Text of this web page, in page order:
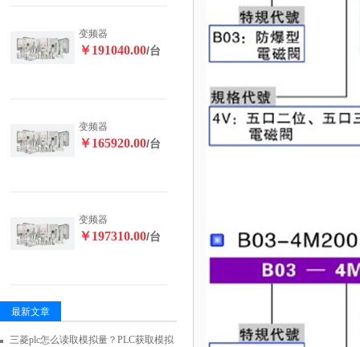
变频器
￥191040.00/台
变频器
￥165920.00/台
变频器
￥197310.00/台
最新文章
三菱plc怎么读取模拟量？PLC获取模拟